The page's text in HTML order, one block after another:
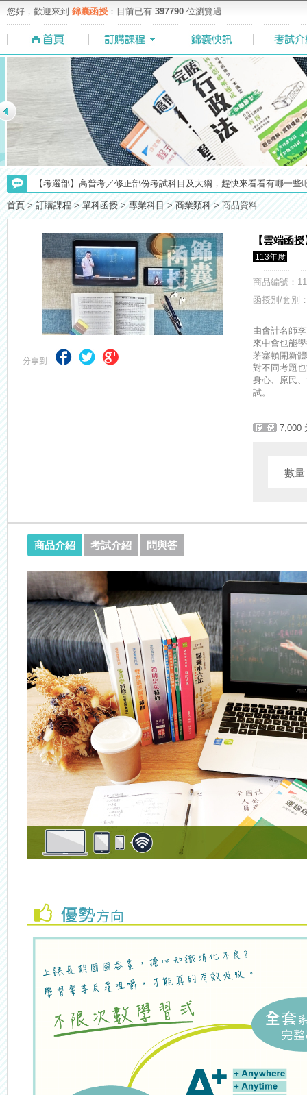
您好，歡迎來到 錦囊函授 ：目前已有 397790 位瀏覽過
【最新】錦囊函授增加便利商店付款方式，便利到不行！馬上使用►
【考選部】高普考／修正部份考試科目及大綱，趕快來看看有哪一些
【重要】114年度起，雲端函授之課堂教材須知，請點我查看☀☀☀
【考試院】國考證書數位化，112年起全面實施！點我看詳情>>>
【注意】112年起高普不考「公文」／高考英文占比提升，快來看看
【上榜生獎學金計畫】恭賀金榜！上榜生獎學金申請辦法與表格下
【NEW】加入◆錦囊函授Facebook粉絲專頁◆，最新消息、優惠活
【求職秘技＼(￣O￣)】你對國營事業了解多少呢? 必考國事業的
【最新】錦囊函授增加便利商店付款方式，便利到不行！馬上使用►
首頁 > 訂購課程 > 單科函授 > 專業科目 > 商業類科 > 商品資料
【雲端函
113年度
商品編號 ：
函授別/套別
由會計名師
來中會也能
茅塞頓開新
對不同考題
身心、原民
試。
7,000
數
商品介紹 考試介紹 問與答